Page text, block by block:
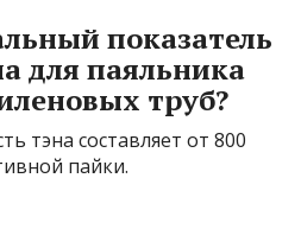
показатель
для паяльника
труб?
тэна составляет от 800
пайки.